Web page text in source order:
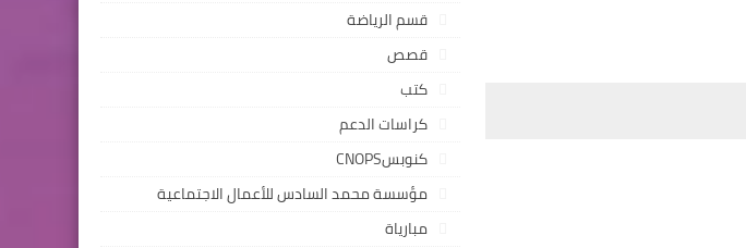
قسم الرياضة
قصص
كتب
كراسات الدعم
كنوبسCNOPS
مؤسسة محمد السادس للأعمال الاجتماعية
مبارياة